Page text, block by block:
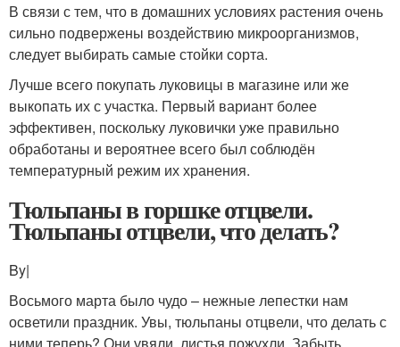
В связи с тем, что в домашних условиях растения очень
сильно подвержены воздействию микроорганизмов,
следует выбирать самые стойки сорта.
Лучше всего покупать луковицы в магазине или же
выкопать их с участка. Первый вариант более
эффективен, поскольку луковички уже правильно
обработаны и вероятнее всего был соблюдён
температурный режим их хранения.
Тюльпаны в горшке отцвели.
Тюльпаны отцвели, что делать?
By|
Восьмого марта было чудо – нежные лепестки нам
осветили праздник. Увы, тюльпаны отцвели, что делать с